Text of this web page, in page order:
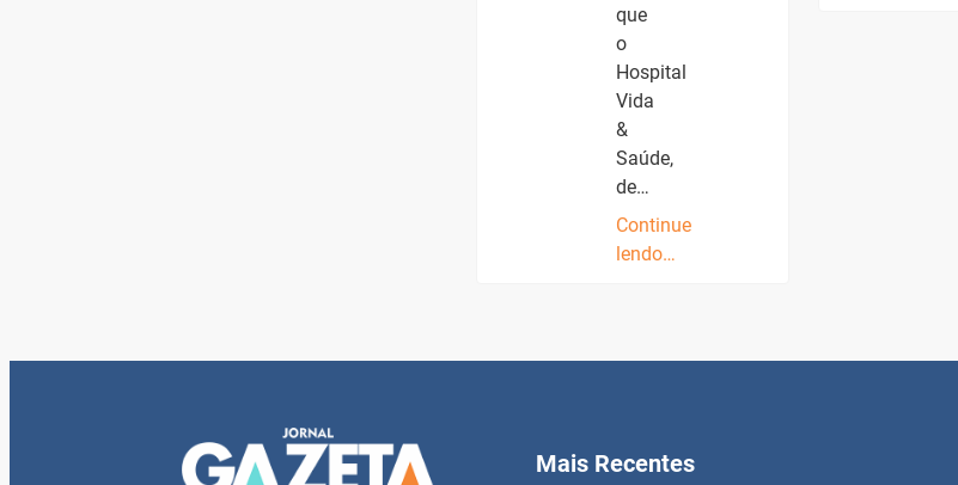
que
o
Hospital
Vida
&
Saúde,
de…
Continue
lendo…
Mais Recentes